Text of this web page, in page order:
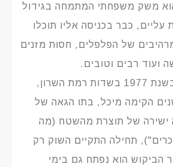
משק משפחתי המתמחה בגידול
עליים, כבר בכניסה אליו תוכלו
של הפלפלים, חסות מזנים
ועוד רבים וטובים.
המשק נוסד כבר בשנת 1977 בשדות רמת השרון,
הקימה מיכל, בתו הגאה של
ישירה של תוצרת מהשטח (מה
תחילה התקיים השוק רק
הביקוש הוא נפתח גם בימי